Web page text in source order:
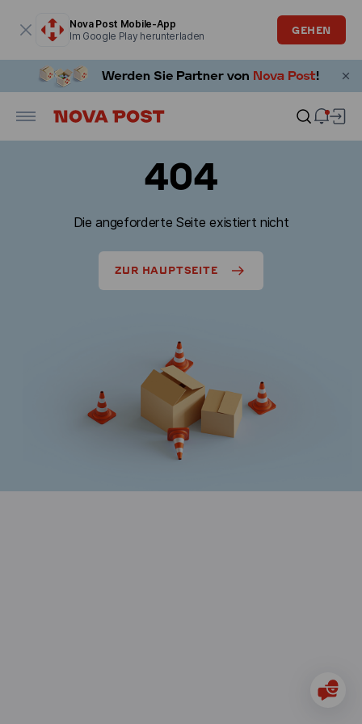
Nova Post Mobile-App
Im Google Play herunterladen
GEHEN
404
Die angeforderte Seite existiert nicht
ZUR HAUPTSEITE